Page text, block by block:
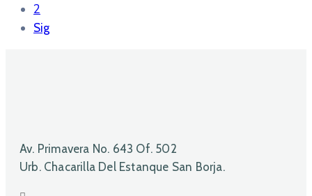
2
Sig
Av. Primavera No. 643 Of. 502
Urb. Chacarilla Del Estanque San Borja.